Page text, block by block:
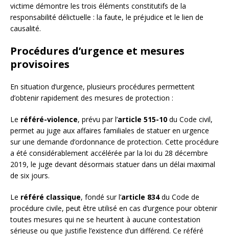
victime démontre les trois éléments constitutifs de la
responsabilité délictuelle : la faute, le préjudice et le lien de
causalité.
Procédures d’urgence et mesures
provisoires
En situation d’urgence, plusieurs procédures permettent
d’obtenir rapidement des mesures de protection :
Le référé-violence, prévu par l’article 515-10 du Code civil,
permet au juge aux affaires familiales de statuer en urgence
sur une demande d’ordonnance de protection. Cette procédure
a été considérablement accélérée par la loi du 28 décembre
2019, le juge devant désormais statuer dans un délai maximal
de six jours.
Le référé classique, fondé sur l’article 834du Code de
procédure civile, peut être utilisé en cas d’urgence pour obtenir
toutes mesures qui ne se heurtent à aucune contestation
sérieuse ou que justifie l’existence d’un différend. Ce référé